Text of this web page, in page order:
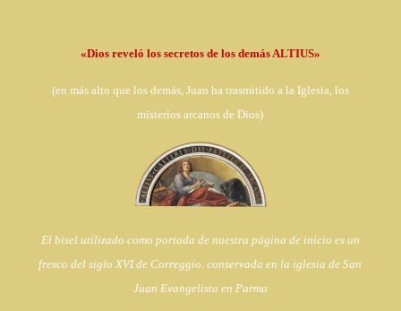
«Dios reveló los secretos de los demás ALTIUS»
(en más alto que los demás, Juan ha trasmitido a la Iglesia, los
misterios arcanos de Dios)
El bisel utilizado como portada de nuestra página de inicio es un
fresco del siglo XVI de Correggio. conservada en la iglesia deSan
Juan Evangelista en Parma